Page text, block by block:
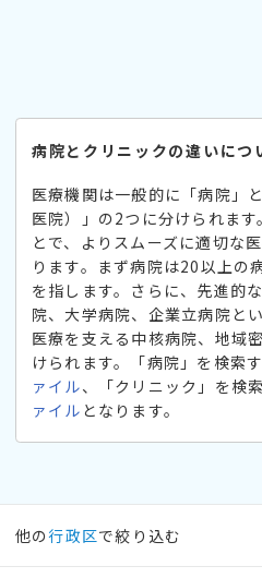
病院とクリニックの違いにつ
医療機関は一般的に「病院」
医院）」の2つに分けられま
とで、よりスムーズに適切な
ります。まず病院は20以上の
を指します。さらに、先進的
院、大学病院、企業立病院と
医療を支える中核病院、地域
けられます。「病院」を検索
ァイル、「クリニック」を検
ァイル となります。
他の行政区で絞り込む